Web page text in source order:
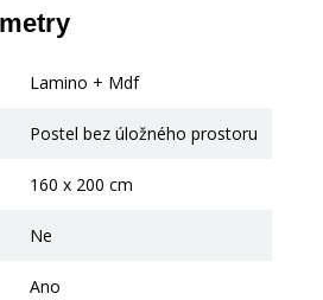
Lamino + Mdf
Postel bez úložného prostoru
160 x 200 cm
Ne
Ano